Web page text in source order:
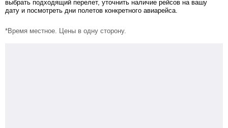
выбрать подходящий перелет, уточнить наличие рейсов на вашу
дату и посмотреть дни полетов конкретного авиарейса.
*Время местное. Цены в одну сторону.